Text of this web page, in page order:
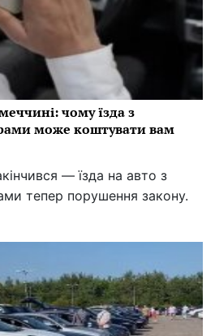
чому їзда з
може коштувати вам
— їзда на авто з
тепер порушення закону.